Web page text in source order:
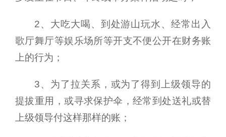
2、大吃大喝、到处游山玩水、经常出入
歌厅舞厅等娱乐场所等开支不便公开在财务账
上的行为；
3、为了拉关系，或为了得到上级领导的
提拔重用，或寻求保护伞，经常到处送礼或替
上级领导付这样那样的账；